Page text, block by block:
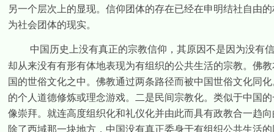
另一个层次上的显现。信仰团体的存在已经在申明结社自由
为社会团体的现实。
中国历史上没有真正的宗教信仰，其原因不是因为没有
却从来没有有形有体地表现为有组织的公共生活的宗教。佛
国的世俗文化之中。佛教通过两条路径而被中国世俗文化同
的个人道德修炼或理念游戏。二是民间宗教化。类似于中国
像崇拜。就连高度组织化和礼仪化并由此而具有政教合一趋
除了西域那一块地方，中国没有真正委身于有组织公共生活